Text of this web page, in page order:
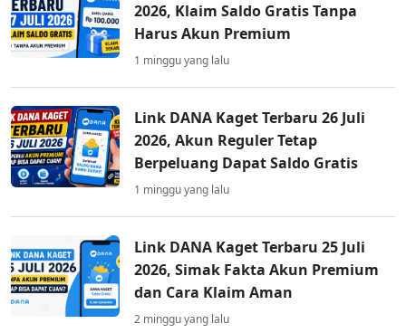
2026, Klaim Saldo Gratis Tanpa
Harus Akun Premium
1 minggu yang lalu
Link DANA Kaget Terbaru 26 Juli
2026, Akun Reguler Tetap
Berpeluang Dapat Saldo Gratis
1 minggu yang lalu
Link DANA Kaget Terbaru 25 Juli
2026, Simak Fakta Akun Premium
dan Cara Klaim Aman
2 minggu yang lalu